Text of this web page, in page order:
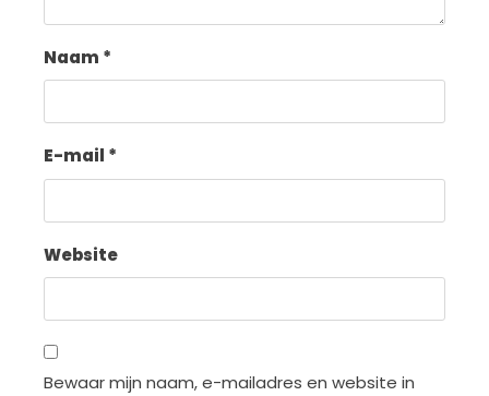
Naam *
E-mail *
Website
Bewaar mijn naam, e-mailadres en website in